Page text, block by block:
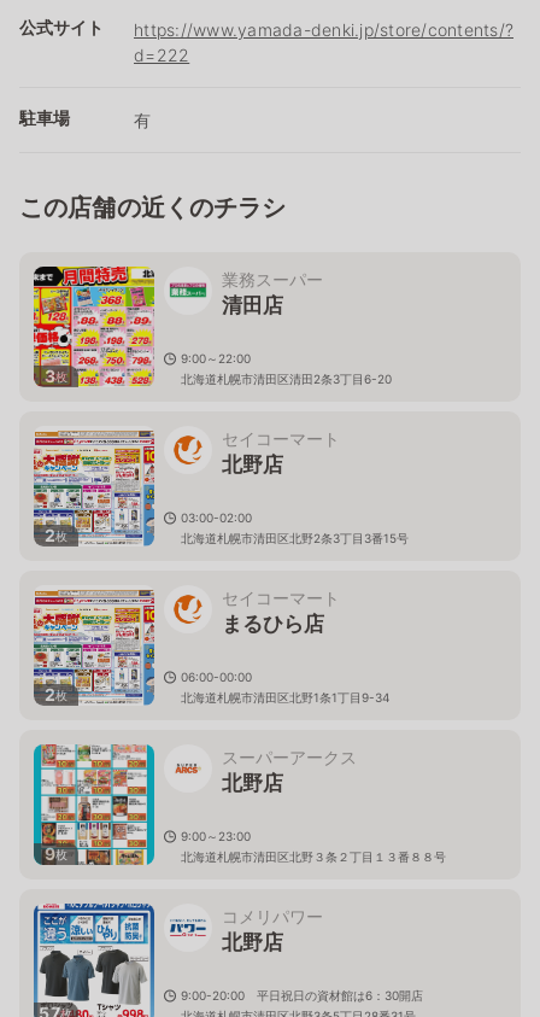
公式サイト
https://www.yamada-denki.jp/store/contents/?
d=222
駐車場 有
この店舗の近くのチラシ
3枚
業務スーパー
清田店
9:00～22:00
北海道札幌市清田区清田2条3丁目6-20
2枚
セイコーマート
北野店
03:00-02:00
北海道札幌市清田区北野2条3丁目3番15号
2枚
セイコーマート
まるひら店
06:00-00:00
北海道札幌市清田区北野1条1丁目9-34
9枚
スーパーアークス
北野店
9:00～23:00
北海道札幌市清田区北野３条２丁目１３番８８号
57枚
コメリパワー
北野店
9:00-20:00 平日祝日の資材館は6：30開店